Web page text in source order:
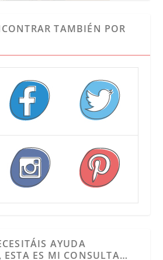
TAMBIÉN POR
AYUDA
ESTA ES MI CONSULTA…